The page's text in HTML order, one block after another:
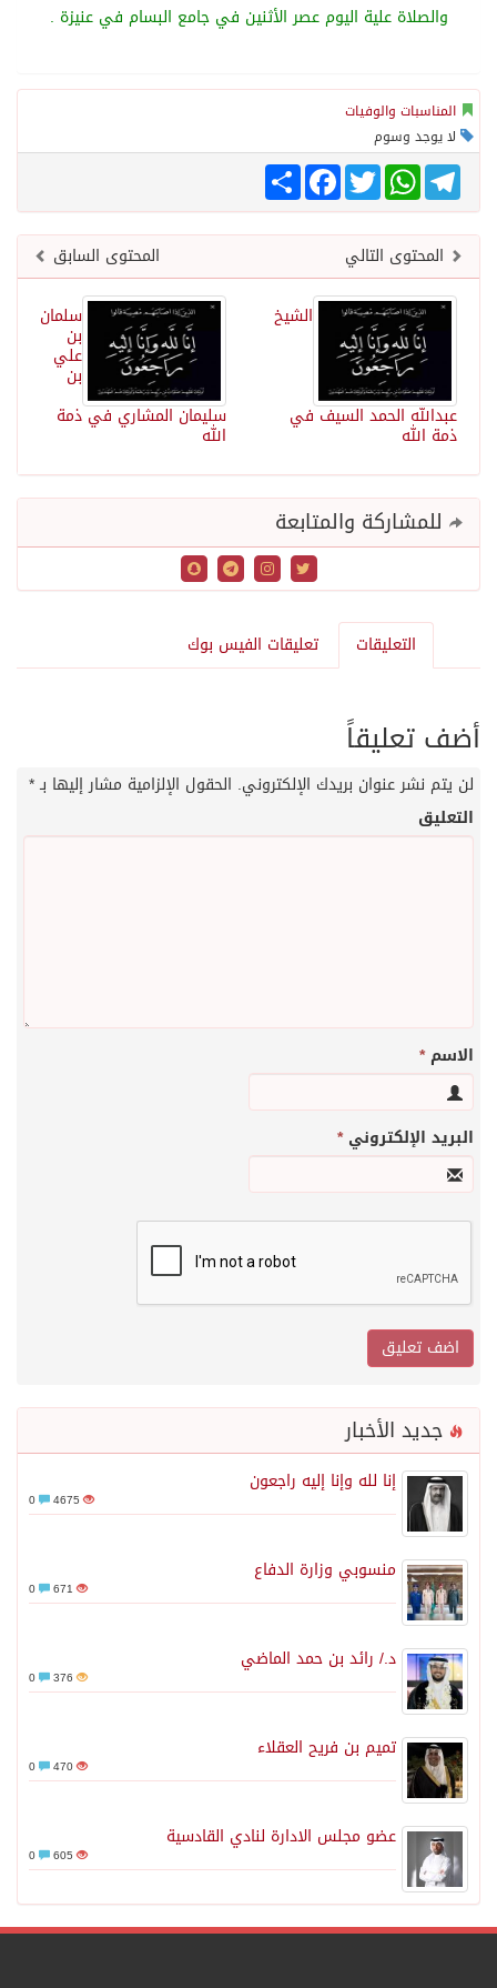
والصلاة علية اليوم عصر الأثنين في جامع البسام في عنيزة .
المناسبات والوفيات
لا يوجد وسوم
Share
FacebookTwitter
WhatsAppTelegram
المحتوى السابق
المحتوى التالي
سلمان
بن
علي
بن
سليمان المشاري في ذمة
الله
الشيخ
عبدالله الحمد السيف في
ذمة الله
للمشاركة والمتابعة
التعليقات تعليقات الفيس بوك
أضف تعليقاً
لن يتم نشر عنوان بريدك الإلكتروني. الحقول الإلزامية مشار إليها بـ*
التعليق
الاسم*
البريد الإلكتروني*
جديد الأخبار
إنا لله وإنا إليه راجعون
4675
منسوبي وزارة الدفاع
671
د./ رائد بن حمد الماضي
376
تميم بن فريح العقلاء
470
عضو مجلس الادارة لنادي القادسية
605